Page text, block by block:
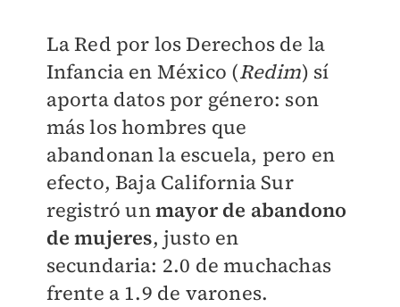
La Red por los Derechos de la
Infancia en México (Redim) sí
aporta datos por género: son
más los hombres que
abandonan la escuela, pero en
efecto, Baja California Sur
registró unmayor de abandono
de mujeres, justo en
secundaria: 2.0 de muchachas
frente a 1.9 de varones.